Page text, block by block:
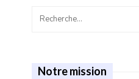
Notre mission